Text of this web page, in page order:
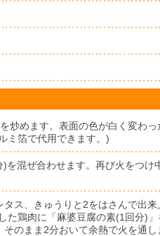
炒めます。表面の色が白く変わ
ミ箔で代用できます。)
混ぜ合わせます。再び火をつけ
ス、きゅうりと2をはさんで出来
鶏肉に「麻婆豆腐の素(1回分)」
のまま2分おいて余熱で火を通し